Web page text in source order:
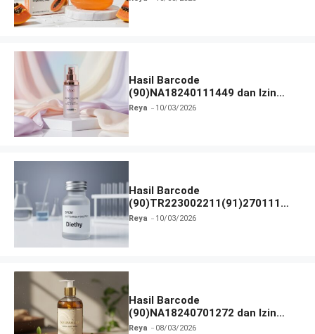
Hasil Barcode
(90)NA18240111449 dan Izin
BPOM
Reya 10/03/2026
Hasil Barcode
(90)TR223002211(91)270111
dan Izin BPOM
Reya 10/03/2026
Hasil Barcode
(90)NA18240701272 dan Izin
BPOM
Reya 08/03/2026